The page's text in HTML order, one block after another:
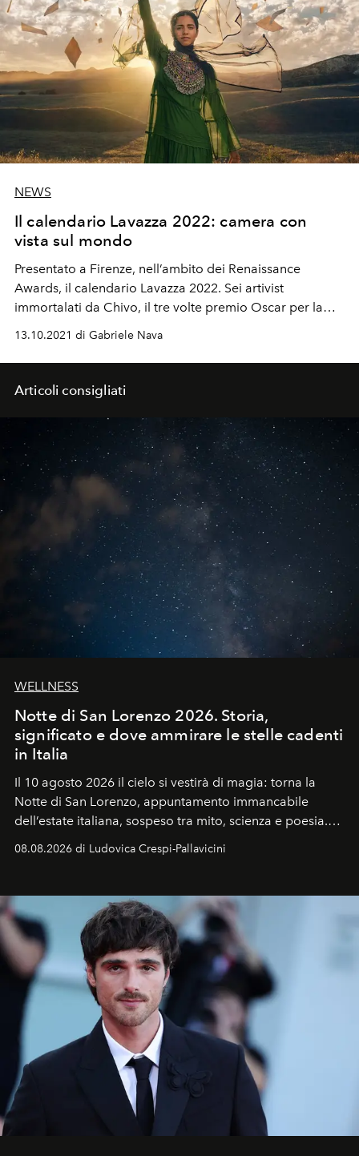
NEWS
Il calendario Lavazza 2022: camera con
vista sul mondo
Presentato a Firenze, nell’ambito dei Renaissance
Awards, il calendario Lavazza 2022. Sei artivist
immortalati da Chivo, il tre volte premio Oscar per la
fotografia Emmanuel Lubezki.
13.10.2021 di Gabriele Nava
Articoli consigliati
WELLNESS
Notte di San Lorenzo 2026. Storia,
significato e dove ammirare le stelle cadenti
in Italia
Il 10 agosto 2026 il cielo si vestirà di magia: torna la
Notte di San Lorenzo, appuntamento immancabile
dell’estate italiana, sospeso tra mito, scienza e poesia.
Sarà il momento in cui gli occhi si alzano verso la volta
celeste per seguire il passaggio delle
all’universo i desideri più segreti
08.08.2026 di Ludovica Crespi-Pallavicini